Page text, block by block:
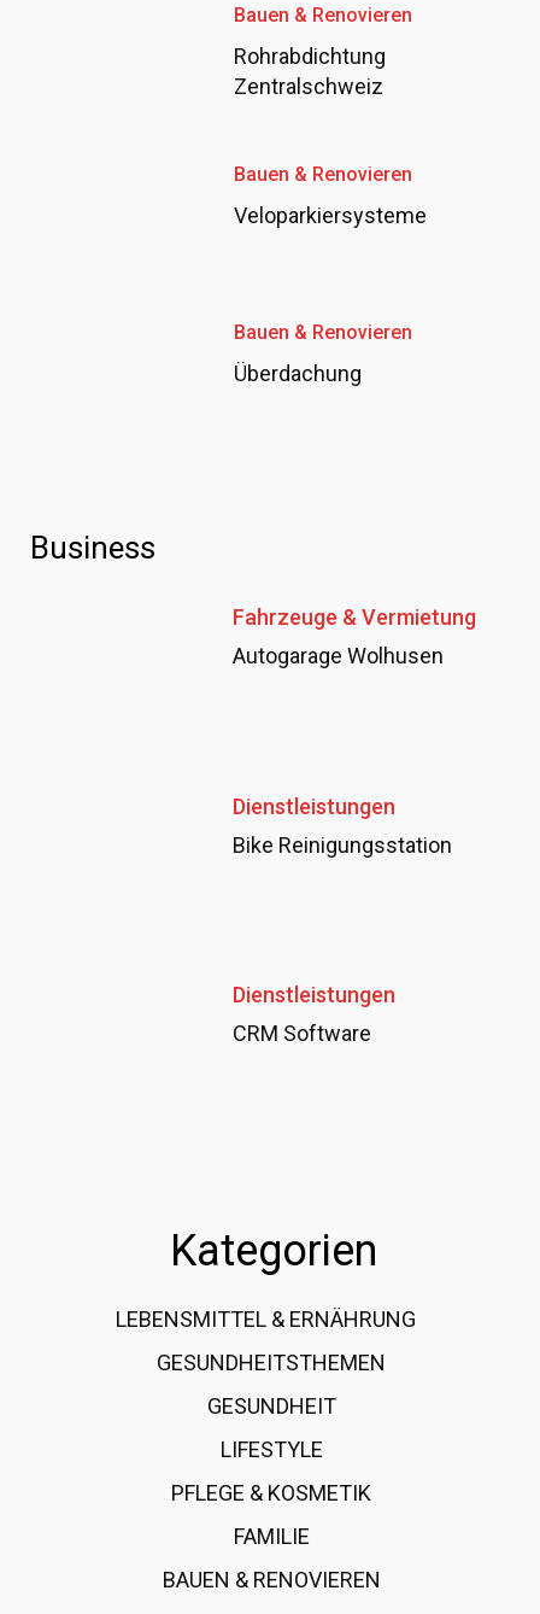
Bauen & Renovieren
Rohrabdichtung
Zentralschweiz
Bauen & Renovieren
Veloparkiersysteme
Bauen & Renovieren
Überdachung
Business
Fahrzeuge & Vermietung
Autogarage Wolhusen
Dienstleistungen
Bike Reinigungsstation
Dienstleistungen
CRM Software
Kategorien
LEBENSMITTEL & ERNÄHRUNG
GESUNDHEITSTHEMEN
GESUNDHEIT
LIFESTYLE
PFLEGE & KOSMETIK
FAMILIE
BAUEN & RENOVIEREN